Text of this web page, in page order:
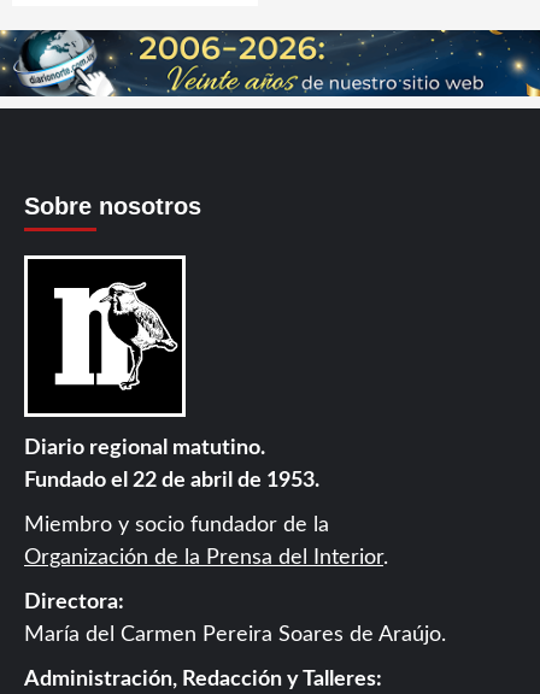
Sobre nosotros
Diario regional matutino.
Fundado el 22 de abril de 1953.
Miembro y socio fundador de la
Organización de la Prensa del Interior.
Directora:
María del Carmen Pereira Soares de Araújo.
Administración, Redacción y Talleres: